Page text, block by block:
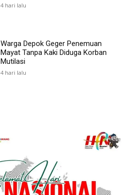
4 hari lalu
Warga Depok Geger Penemuan
Mayat Tanpa Kaki Diduga Korban
Mutilasi
4 hari lalu